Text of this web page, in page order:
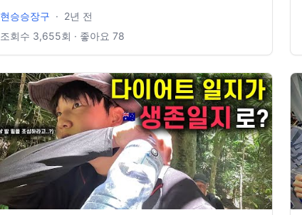
idclrlrlcks@naver.com
현승승장구 · 2년 전
조회수 3,655회 · 좋아요 78